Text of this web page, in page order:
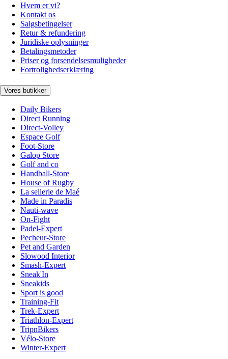
Hvem er vi?
Kontakt os
Salgsbetingelser
Retur & refundering
Juridiske oplysninger
Betalingsmetoder
Priser og forsendelsesmuligheder
Fortrolighedserklæring
Vores butikker
Daily Bikers
Direct Running
Direct-Volley
Espace Golf
Foot-Store
Galop Store
Golf and co
Handball-Store
House of Rugby
La sellerie de Maé
Made in Paradis
Nauti-wave
On-Fight
Padel-Expert
Pecheur-Store
Pet and Garden
Slowood Interior
Smash-Expert
Sneak'In
Sneakids
Sport is good
Training-Fit
Trek-Expert
Triathlon-Expert
TripnBikers
Vélo-Store
Winter-Expert